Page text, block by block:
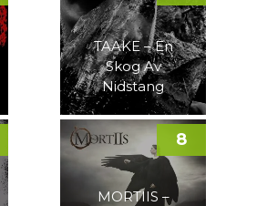
TAAKE – En
Skog Av
Nidstang
MORTIIS –
8